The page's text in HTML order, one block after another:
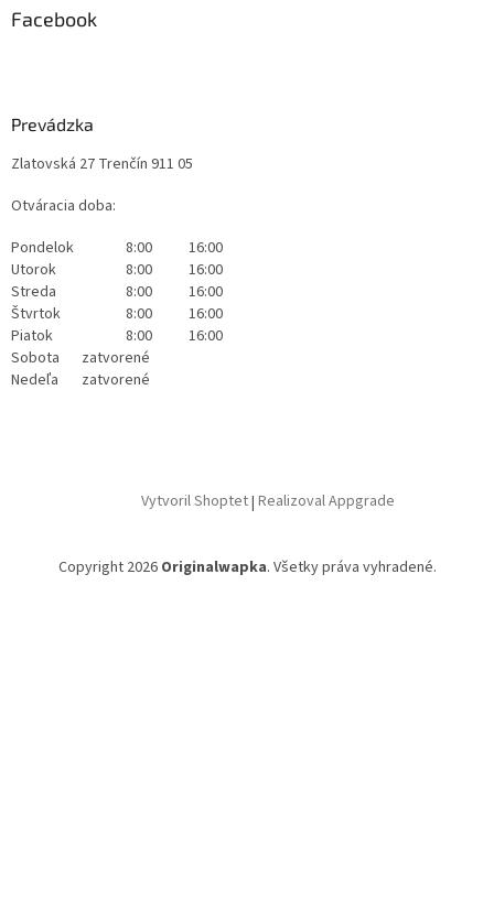
Facebook
Prevádzka
Zlatovská 27 Trenčín 911 05
Otváracia doba:
Pondelok
8:00
16:00
Utorok
8:00
16:00
Streda
8:00
16:00
Štvrtok
8:00
16:00
Piatok
8:00
16:00
Sobota
zatvorené
Nedeľa
zatvorené
Vytvoril Shoptet| Realizoval Appgrade
Copyright 2026 Originalwapka. Všetky práva vyhradené.